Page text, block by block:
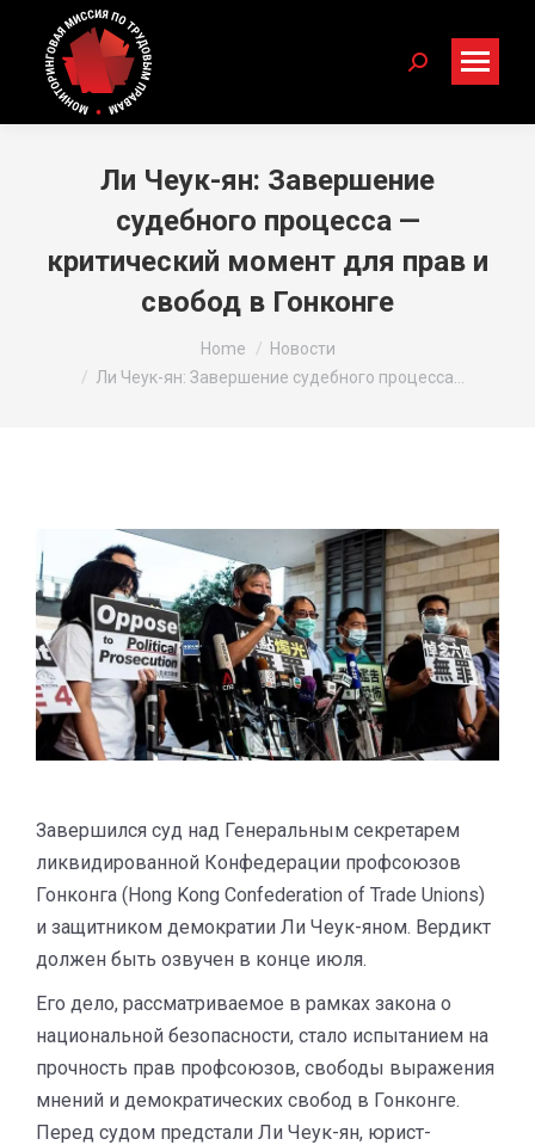
Search:
Ли Чеук-ян: Завершение
судебного процесса —
критический момент для прав и
свобод в Гонконге
Home
Новости
Ли Чеук-ян: Завершение судебного процесса…
Завершился суд над Генеральным секретарем
ликвидированной Конфедерации профсоюзов
Гонконга (Hong Kong Confederation of Trade Unions)
и защитником демократии Ли Чеук-яном. Вердикт
должен быть озвучен в конце июля.
Его дело, рассматриваемое в рамках закона о
национальной безопасности, стало испытанием на
прочность прав профсоюзов, свободы выражения
мнений и демократических свобод в Гонконге.
Перед судом предстали Ли Чеук-ян, юрист-